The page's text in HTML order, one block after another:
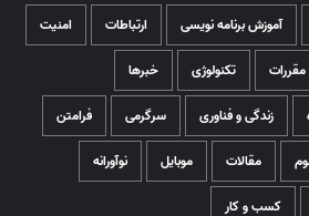
آموزش برنامه نویسی ارتباطات امنیت
تکنولوژی خبرها
زندگی و فناوری سرگرمی فرامتن
مقالات موبایل نوآورانه
کسب و کار